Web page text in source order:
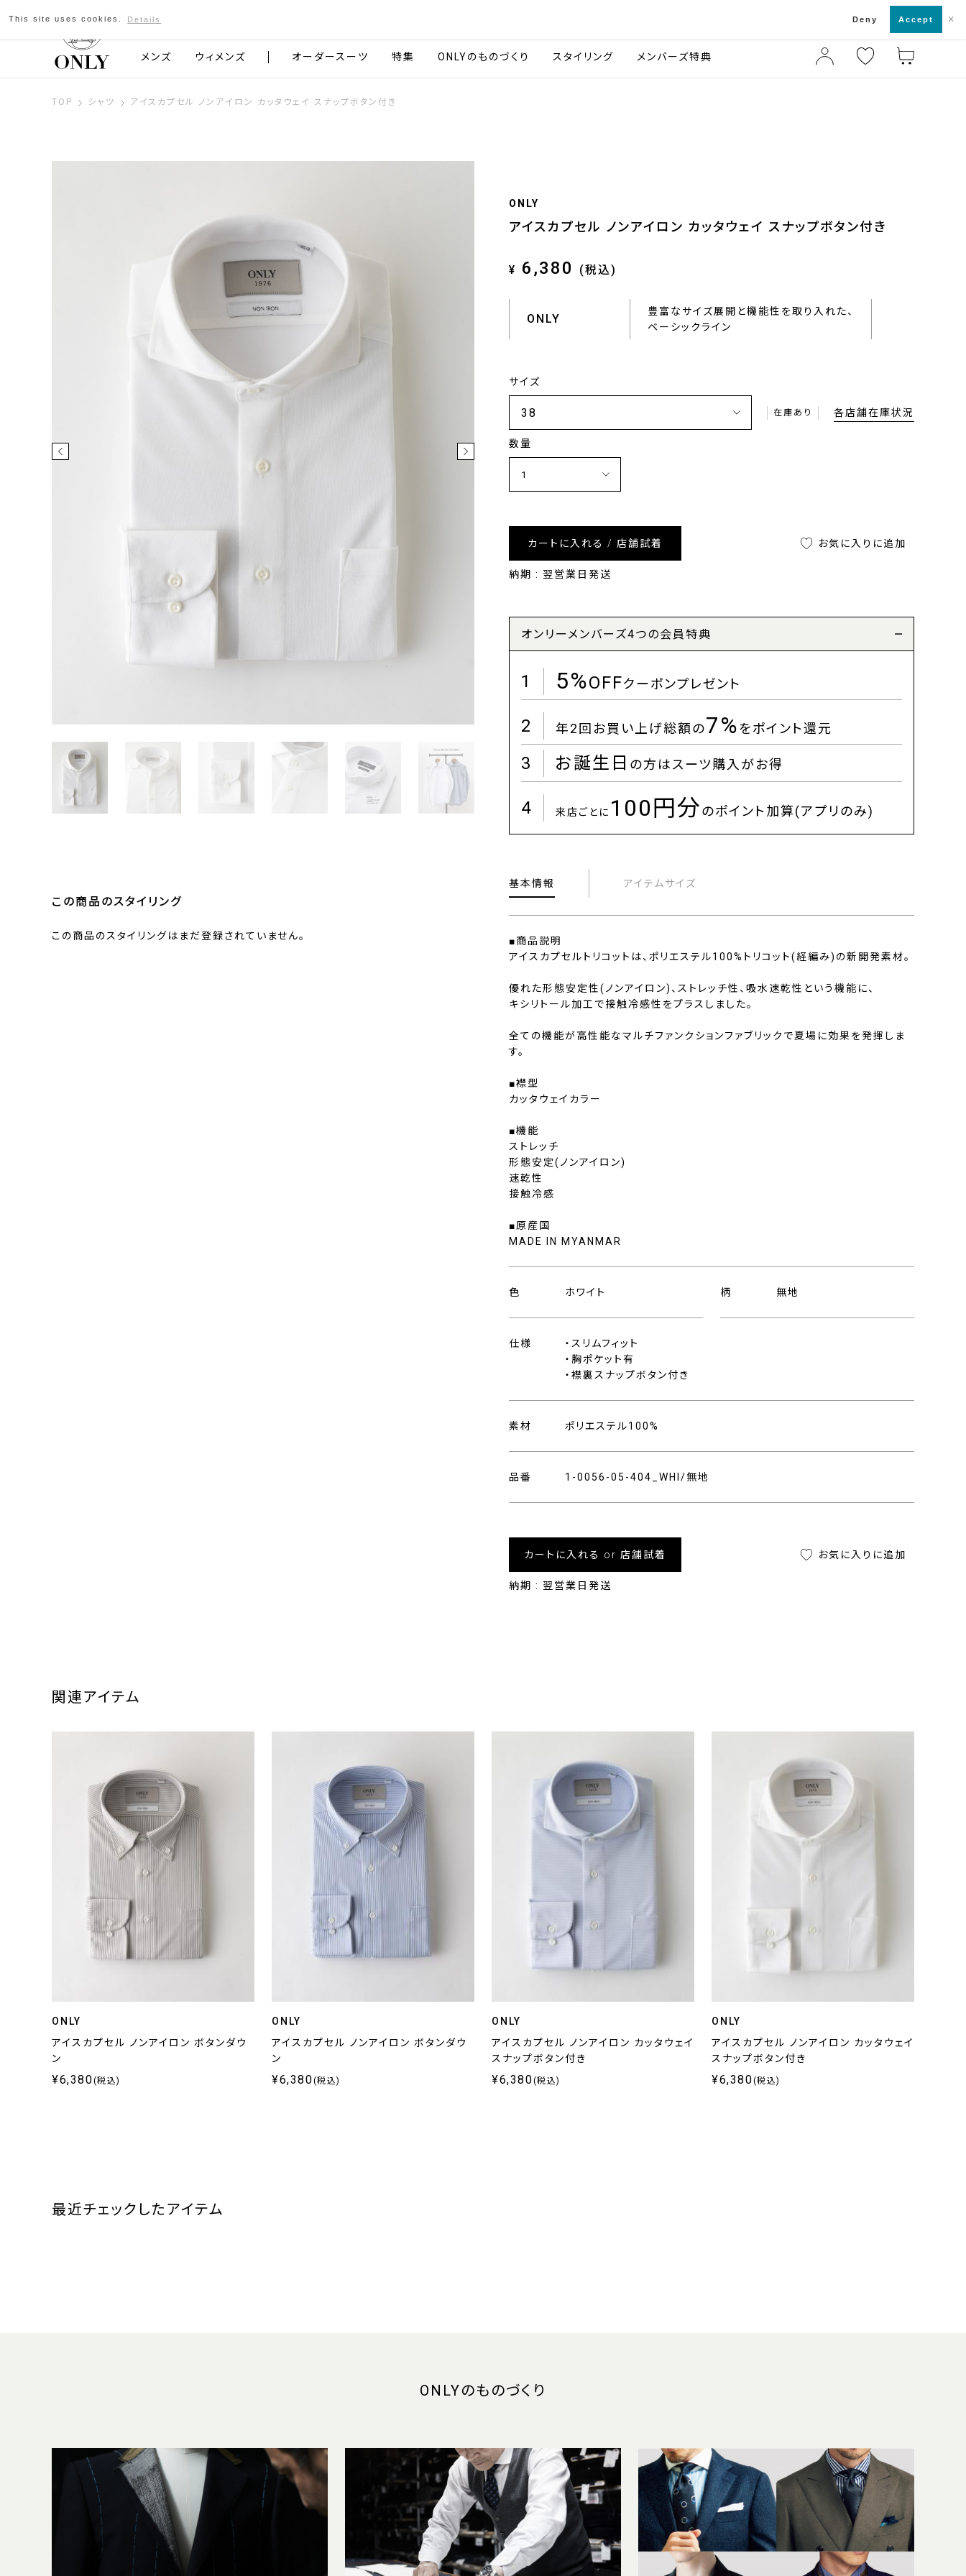
京都発のスーツブランド ONLY
メンズ ウィメンズ オーダースーツ 特集 ONLYのものづくり スタイリング メンバーズ特典
TOP シャツ アイスカプセル ノンアイロン カッタウェイ スナップボタン付き
ONLY
アイスカプセル ノンアイロン カッタウェイ スナップボタン付き
¥ 6,380 (税込)
ONLY
豊富なサイズ展開と機能性を取り入れた、
ベーシックライン
サイズ
在庫あり 各店舗在庫状況
数量
カートに入れる / 店舗試着
納期 : 翌営業日発送
お気に入りに追加
オンリーメンバーズ4つの会員特典
1 5%OFFクーポンプレゼント
2 年2回お買い上げ総額の7%をポイント還元
3 お誕生日 の方はスーツ購入がお得
4 来店ごとに 100円分のポイント加算(アプリのみ)
基本情報 アイテムサイズ
■商品説明
アイスカプセルトリコットは、ポリエステル100%トリコット(経編み)の新開発素材。
優れた形態安定性(ノンアイロン)、ストレッチ性、吸水速乾性という機能に、
キシリトール加工で接触冷感性をプラスしました。
全ての機能が高性能なマルチファンクションファブリックで夏場に効果を発揮しま
す。
■襟型
カッタウェイカラー
■機能
ストレッチ
形態安定(ノンアイロン)
速乾性
接触冷感
■原産国
MADE IN MYANMAR
色 ホワイト 柄 無地
仕様
・スリムフィット
・胸ポケット有
・襟裏スナップボタン付き
素材 ポリエステル100%
品番 1-0056-05-404_WHI/無地
カートに入れる or 店舗試着
納期 : 翌営業日発送
お気に入りに追加
この商品のスタイリング
この商品のスタイリングはまだ登録されていません。
関連アイテム
ONLY
アイスカプセル ノンアイロン ボタンダウ
ン
¥6,380(税込)
ONLY
アイスカプセル ノンアイロン ボタンダウ
ン
¥6,380(税込)
ONLY
アイスカプセル ノンアイロン カッタウェイ
スナップボタン付き
¥6,380(税込)
ONLY
アイスカプセル ノンアイロン カッタウェイ
スナップボタン付き
¥6,380(税込)
最近チェックしたアイテム
ONLYのものづくり
This site uses cookies. Details Deny Accept ×